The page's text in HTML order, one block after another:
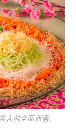
人的全面所需。